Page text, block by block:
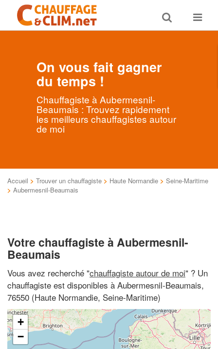
Toggle
search
Toggle
On vous fait gagner
du temps !
Chauffagiste à Aubermesnil-
Beaumais : Trouvez rapidement
les meilleurs chauffagistes autour
de moi
Accueil > Trouver un chauffagiste > Haute Normandie > Seine-Maritime
> Aubermesnil-Beaumais
Votre chauffagiste à Aubermesnil-
Beaumais
Vous avez recherché "chauffagiste autour de moi" ? Un
chauffagiste est disponibles à Aubermesnil-Beaumais,
76550 (Haute Normandie, Seine-Maritime)
+
−